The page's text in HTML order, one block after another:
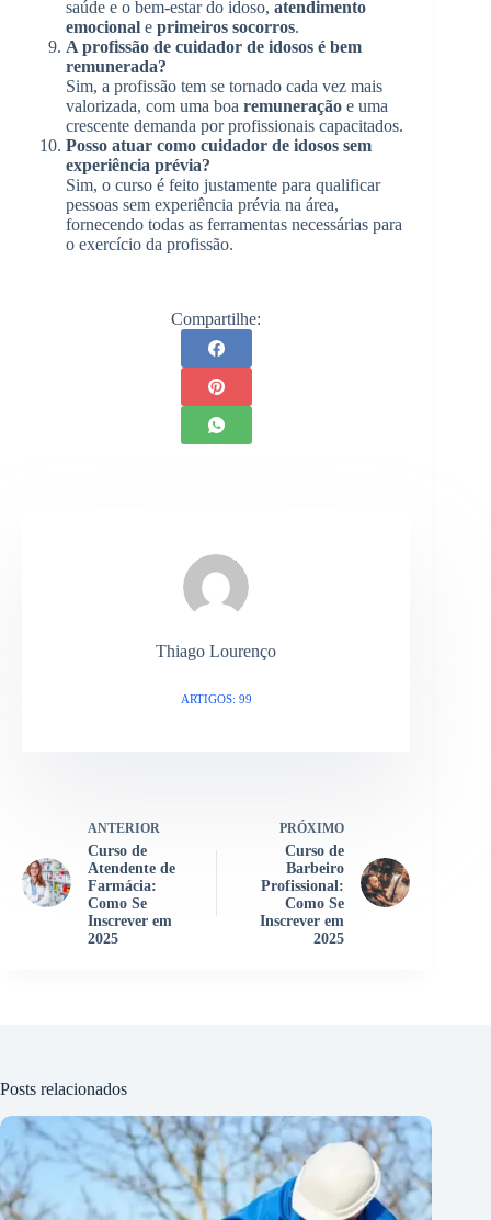
saúde e o bem-estar do idoso, atendimento
emocional e primeiros socorros.
A profissão de cuidador de idosos é bem
remunerada?
Sim, a profissão tem se tornado cada vez mais
valorizada, com uma boa remuneração e uma
crescente demanda por profissionais capacitados.
Posso atuar como cuidador de idosos sem
experiência prévia?
Sim, o curso é feito justamente para qualificar
pessoas sem experiência prévia na área,
fornecendo todas as ferramentas necessárias para
o exercício da profissão.
Compartilhe:
Thiago Lourenço
ARTIGOS: 99
ANTERIOR
Curso de
Atendente de
Farmácia:
Como Se
Inscrever em
2025
PRÓXIMO
Curso de
Barbeiro
Profissional:
Como Se
Inscrever em
2025
Posts relacionados